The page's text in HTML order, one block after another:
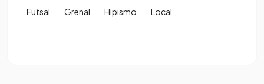
Futsal Grenal Hipismo Local